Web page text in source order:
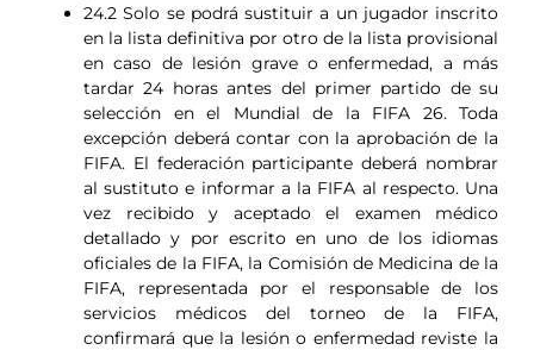
24.2 Solo se podrá sustituir a un jugador inscrito
en la lista definitiva por otro de la lista provisional
en caso de lesión grave o enfermedad, a más
tardar 24 horas antes del primer partido de su
selección en el Mundial de la FIFA 26. Toda
excepción deberá contar con la aprobación de la
FIFA. El federación participante deberá nombrar
al sustituto e informar a la FIFA al respecto. Una
vez recibido y aceptado el examen médico
detallado y por escrito en uno de los idiomas
oficiales de la FIFA, la Comisión de Medicina de la
FIFA, representada por el responsable de los
servicios médicos del torneo de la FIFA,
confirmará que la lesión o enfermedad reviste la